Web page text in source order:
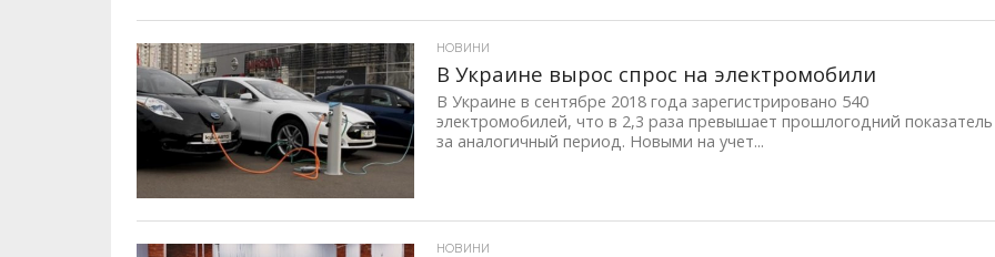
НОВИНИ
В Украине вырос спрос на электромобили
В Украине в сентябре 2018 года зарегистрировано 540
электромобилей, что в 2,3 раза превышает прошлогодний показатель
за аналогичный период. Новыми на учет...
НОВИНИ